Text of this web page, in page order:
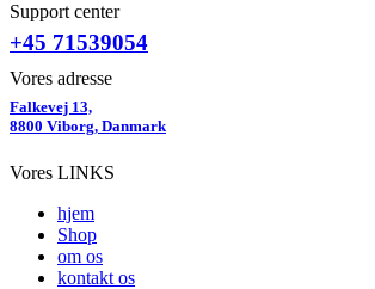
Support center
+45 71539054
Vores adresse
Falkevej 13,
8800 Viborg, Danmark
Vores LINKS
hjem
Shop
om os
kontakt os